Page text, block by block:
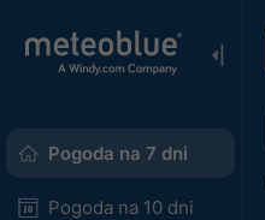
Pogoda na 7 dni
Pogoda na 10 dni